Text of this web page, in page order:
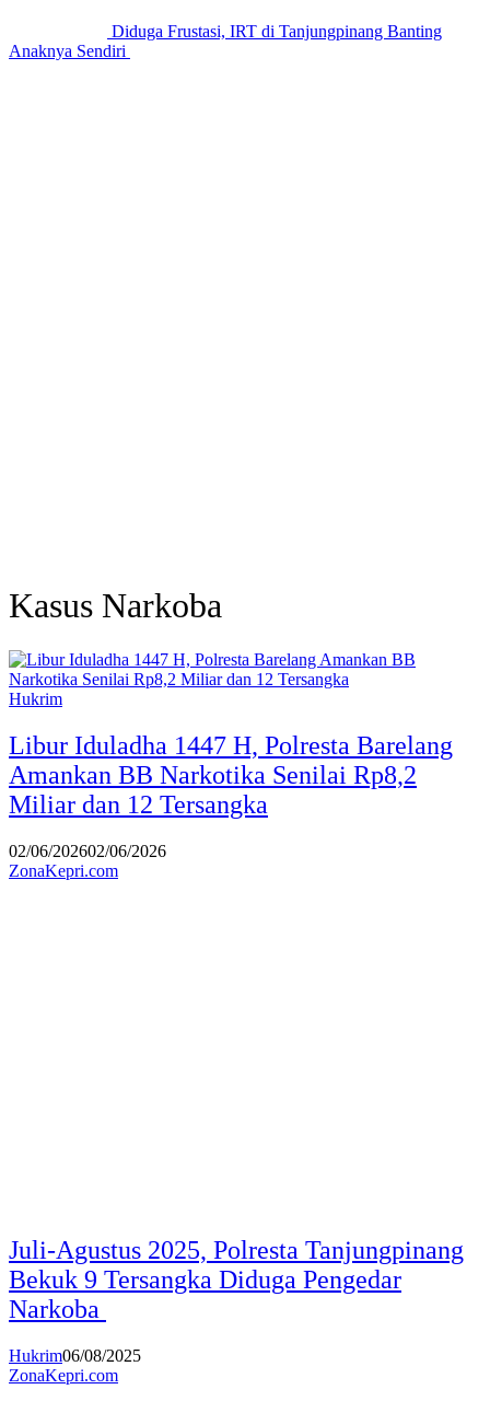
Diduga Frustasi, IRT di Tanjungpinang Banting
Anaknya Sendiri
Kasus Narkoba
Hukrim
Libur Iduladha 1447 H, Polresta Barelang
Amankan BB Narkotika Senilai Rp8,2
Miliar dan 12 Tersangka
02/06/202602/06/2026
ZonaKepri.com
Juli-Agustus 2025, Polresta Tanjungpinang
Bekuk 9 Tersangka Diduga Pengedar
Narkoba
Hukrim06/08/2025
ZonaKepri.com